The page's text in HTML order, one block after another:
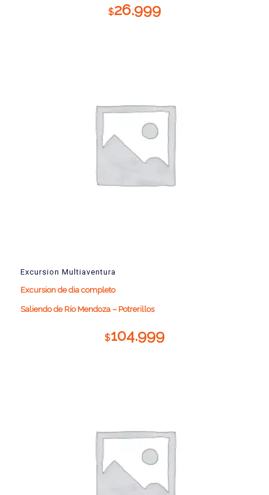
$26.999
Excursion Multiaventura
Excursion de dia completo
Saliendo de Río Mendoza – Potrerillos
$104.999